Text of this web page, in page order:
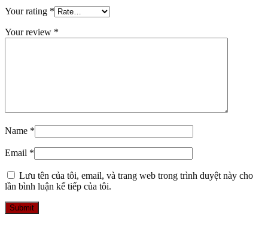
Your rating *
Your review *
Name *
Email *
Lưu tên của tôi, email, và trang web trong trình duyệt này cho
lần bình luận kế tiếp của tôi.